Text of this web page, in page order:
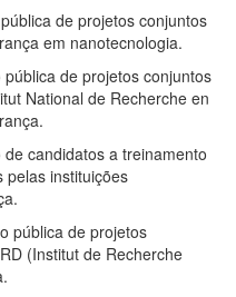
de projetos conjuntos
em nanotecnologia.
pública de projetos conjuntos
National de Recherche en
de candidatos a treinamento
pelas instituições
pública de projetos
(Institut de Recherche